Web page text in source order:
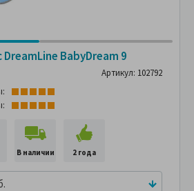
BabyDream 9
Артикул: 102792
В наличии 2 года